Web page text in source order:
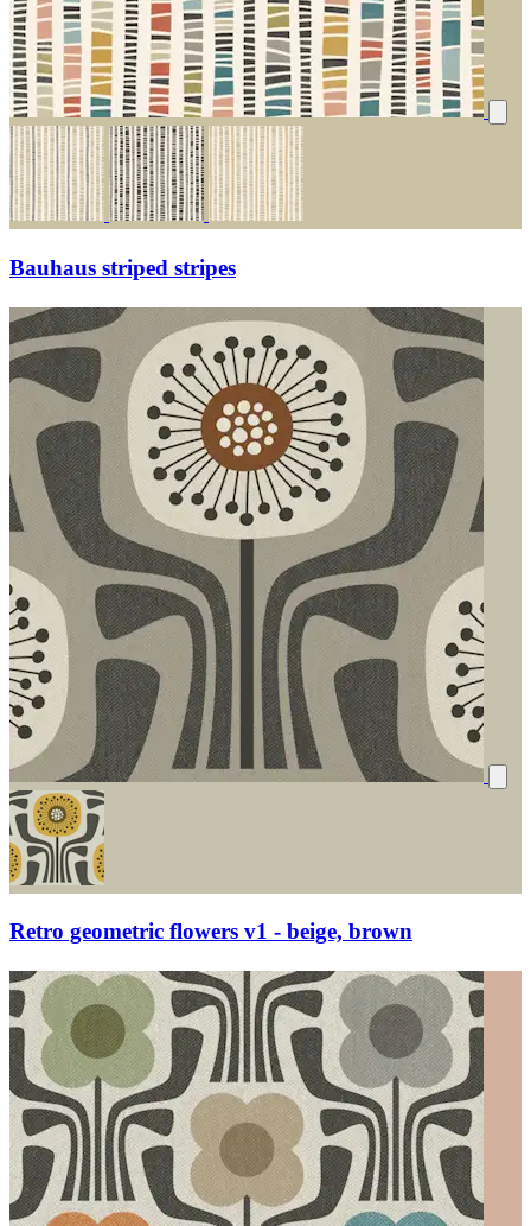
Bauhaus striped stripes
Retro geometric flowers v1 - beige, brown